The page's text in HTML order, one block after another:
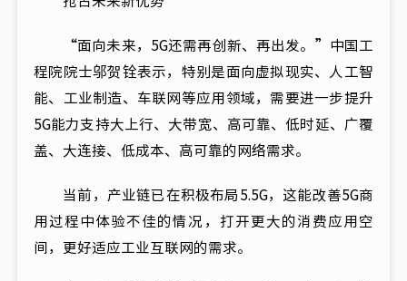
“面向未来，5G还需再创新、再出发。”中国工
程院院士邬贺铨表示，特别是面向虚拟现实、人工智
能、工业制造、车联网等应用领域，需要进一步提升
5G能力支持大上行、大带宽、高可靠、低时延、广覆
盖、大连接、低成本、高可靠的网络需求。
当前，产业链已在积极布局5.5G，这能改善5G商
用过程中体验不佳的情况，打开更大的消费应用空
间，更好适应工业互联网的需求。